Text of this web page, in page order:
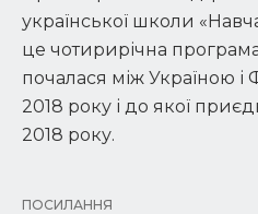
української школи
це чотирирічна
почалася між Україною і
2018 року і до якої
2018 року.
ПОСИЛАННЯ